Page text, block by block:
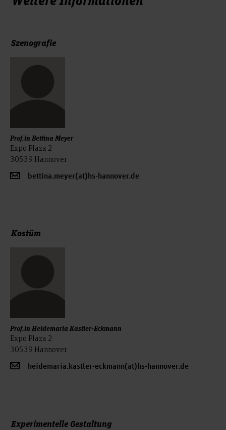
Szenografie
Prof.in Bettina Meyer
Expo Plaza 2
30539 Hannover
bettina.meyer(at)hs-hannover.de
Kostüm
Prof.in Heidemaria Kastler-Eckmann
Expo Plaza 2
30539 Hannover
heidemaria.kastler-eckmann(at)hs-hannover.de
Experimentelle Gestaltung